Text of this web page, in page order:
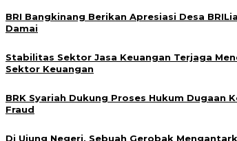
BRI Bangkinang Berikan Apresiasi Desa
Damai
Stabilitas Sektor Jasa Keuangan Terjaga
Sektor Keuangan
BRK Syariah Dukung Proses Hukum Dugaan
Fraud
Di Ujung Negeri, Sebuah Gerobak